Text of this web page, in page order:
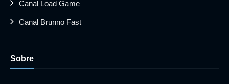
Canal Load Game
Canal Brunno Fast
Sobre